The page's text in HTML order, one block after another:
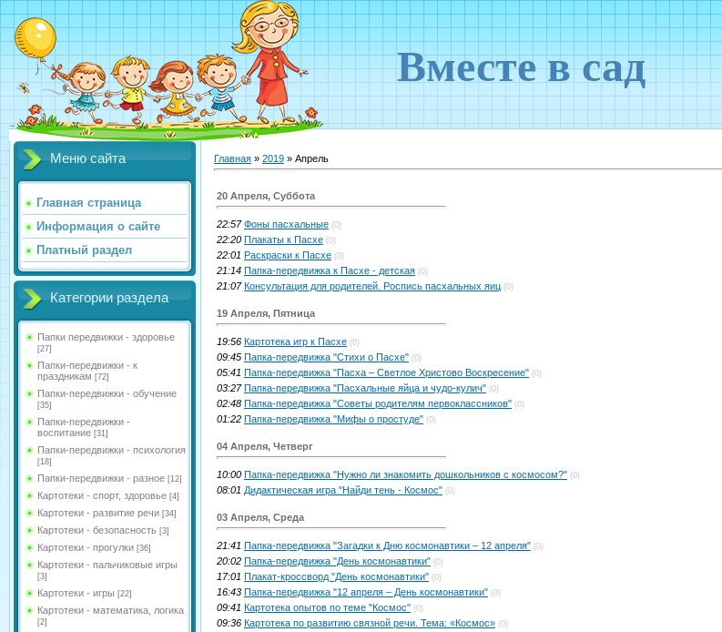
Вместе в сад
Меню сайта
Главная страница
Информация о сайте
Платный раздел
Категории раздела
Папки передвижки - здоровье
[27]
Папки-передвижки - к
праздникам [72]
Папки-передвижки - обучение
[35]
Папки-передвижки -
воспитание [31]
Папки-передвижки - психология
[18]
Папки-передвижки - разное [12]
Картотеки - спорт, здоровье [4]
Картотеки - развитие речи [34]
Картотеки - безопасность [3]
Картотеки - прогулки [36]
Картотеки - пальчиковые игры
[3]
Картотеки - игры [22]
Картотеки - математика, логика
[2]
Главная » 2019 » Апрель
20 Апреля, Суббота
22:57 Фоны пасхальные (0)
22:20 Плакаты к Пасхе (0)
22:01 Раскраски к Пасхе (0)
21:14 Папка-передвижка к Пасхе - детская (0)
21:07 Консультация для родителей. Роспись пасхальных яиц (0)
19 Апреля, Пятница
19:56 Картотека игр к Пасхе (0)
09:45 Папка-передвижка "Стихи о Пасхе" (0)
05:41 Папка-передвижка "Пасха – Светлое Христово Воскресение" (0)
03:27 Папка-передвижка "Пасхальные яйца и чудо-кулич" (0)
02:48 Папка-передвижка "Советы родителям первоклассников" (0)
01:22 Папка-передвижка "Мифы о простуде" (0)
04 Апреля, Четверг
10:00 Папка-передвижка "Нужно ли знакомить дошкольников с космосом?" (0)
08:01 Дидактическая игра "Найди тень - Космос" (0)
03 Апреля, Среда
21:41 Папка-передвижка "Загадки к Дню космонавтики – 12 апреля" (0)
20:02 Папка-передвижка "День космонавтики" (0)
17:01 Плакат-кроссворд "День космонавтики" (0)
16:43 Папка-передвижка "12 апреля – День космонавтики" (0)
09:41 Картотека опытов по теме "Космос" (0)
09:36 Картотека по развитию связной речи. Тема: «Космос» (0)